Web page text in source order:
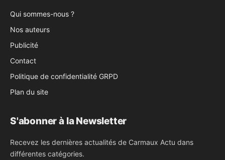
Qui sommes-nous ?
Nos auteurs
Publicité
Contact
Politique de confidentialité GRPD
Plan du site
S'abonner à la Newsletter
Recevez les dernières actualités de Carmaux Actu dans
différentes catégories.